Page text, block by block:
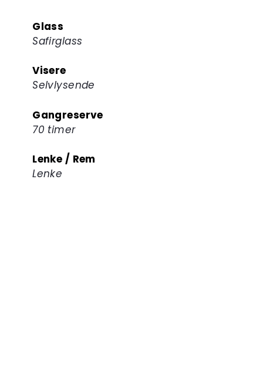
Glass
Safirglass
Visere
Selvlysende
Gangreserve
70 timer
Lenke / Rem
Lenke